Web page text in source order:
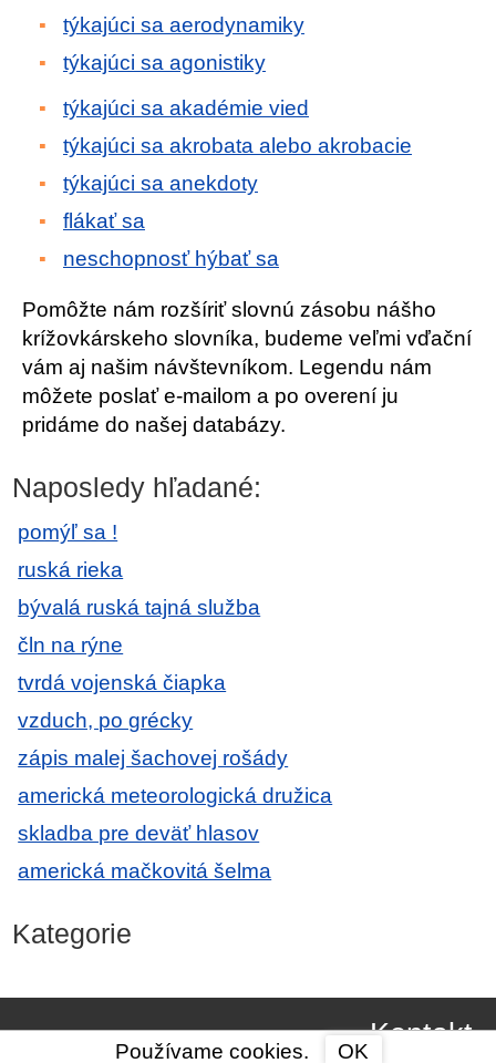
týkajúci sa aerodynamiky
týkajúci sa agonistiky
týkajúci sa akadémie vied
týkajúci sa akrobata alebo akrobacie
týkajúci sa anekdoty
flákať sa
neschopnosť hýbať sa
Pomôžte nám rozšíriť slovnú zásobu nášho
krížovkárskeho slovníka, budeme veľmi vďační
vám aj našim návštevníkom. Legendu nám
môžete poslať e-mailom a po overení ju
pridáme do našej databázy.
Naposledy hľadané:
pomýľ sa !
ruská rieka
bývalá ruská tajná služba
čln na rýne
tvrdá vojenská čiapka
vzduch, po grécky
zápis malej šachovej rošády
americká meteorologická družica
skladba pre deväť hlasov
americká mačkovitá šelma
Kategorie
Kontakt
Používame cookies. OK